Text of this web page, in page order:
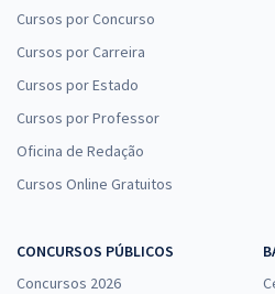
Cursos por Concurso
Cursos por Carreira
Cursos por Estado
Cursos por Professor
Oficina de Redação
Cursos Online Gratuitos
CONCURSOS PÚBLICOS
Concursos 2026